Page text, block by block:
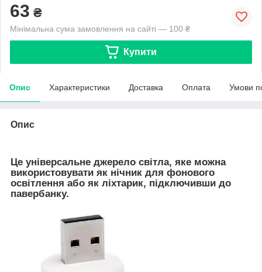
63 ₴
Мінімальна сума замовлення на сайті — 100 ₴
Купити
Опис Характеристики Доставка Оплата Умови
Опис
Це універсальне джерело світла, яке можна
використовувати як нічник для фонового
освітлення або як ліхтарик, підключивши до
павербанку.